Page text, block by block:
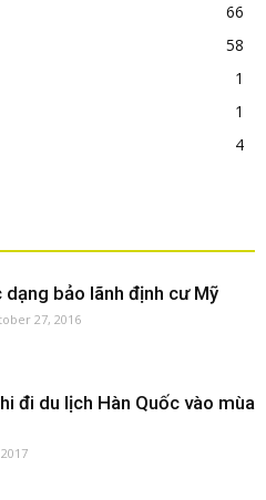
66
58
1
1
4
bảo lãnh định cư Mỹ
27, 2016
đi du lịch Hàn Quốc vào mùa